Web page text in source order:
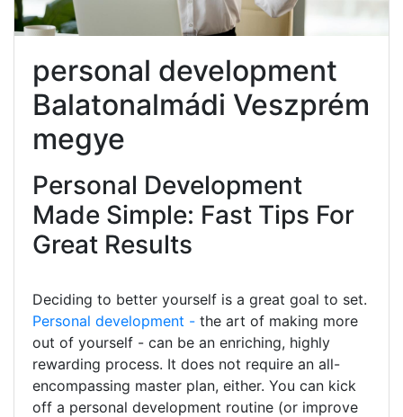
personal development
Balatonalmádi Veszprém
megye
Personal Development
Made Simple: Fast Tips For
Great Results
Deciding to better yourself is a great goal to set.
Personal development - the art of making more
out of yourself - can be an enriching, highly
rewarding process. It does not require an all-
encompassing master plan, either. You can kick
off a personal development routine (or improve